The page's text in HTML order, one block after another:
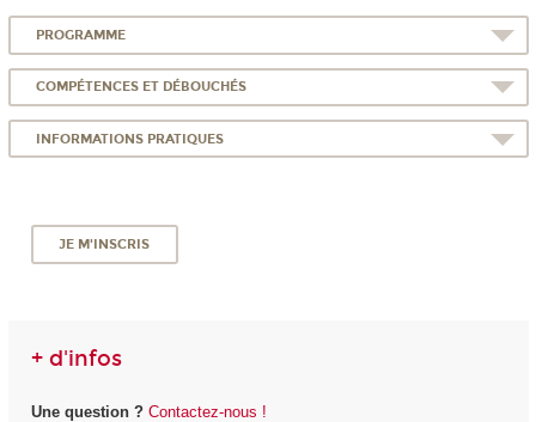
PROGRAMME
COMPÉTENCES ET DÉBOUCHÉS
INFORMATIONS PRATIQUES
JE M'INSCRIS
+ d'infos
Une question ? Contactez-nous !